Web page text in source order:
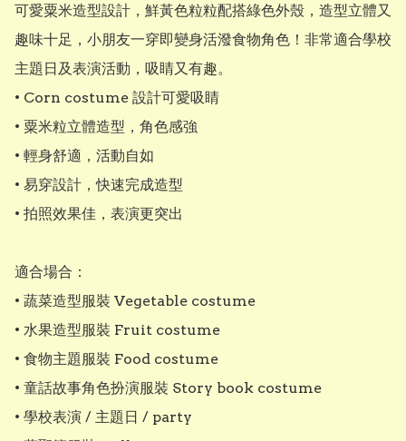
可愛粟米造型設計，鮮黃色粒粒配搭綠色外殼，造型立體又
趣味十足，小朋友一穿即變身活潑食物角色！非常適合學校
主題日及表演活動，吸睛又有趣。
• Corn costume 設計可愛吸睛
• 粟米粒立體造型，角色感強
• 輕身舒適，活動自如
• 易穿設計，快速完成造型
• 拍照效果佳，表演更突出
適合場合：
• 蔬菜造型服裝 Vegetable costume
• 水果造型服裝 Fruit costume
• 食物主題服裝 Food costume
• 童話故事角色扮演服裝 Story book costume
• 學校表演 / 主題日 / party